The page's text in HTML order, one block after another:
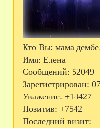
Кто Вы: мама
Имя: Елена
Сообщений: 52049
Зарегистрирован:
Уважение: +18427
Позитив: +7542
Последний визит: